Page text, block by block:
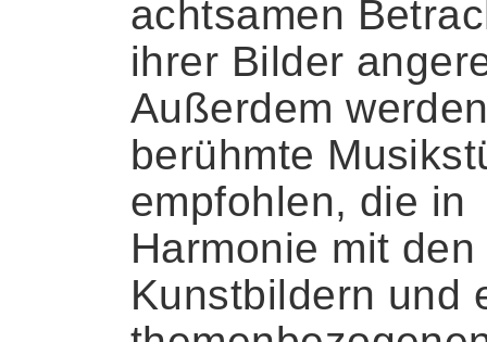
achtsamen
ihrer Bilder
Außerdem
berühmte
empfohlen, die in
Harmonie mit den
Kunstbildern und